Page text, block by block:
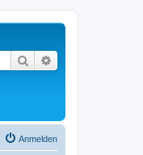
Suche
Anmelden